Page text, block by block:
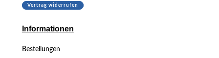
Vertrag widerrufen
Informationen
Bestellungen